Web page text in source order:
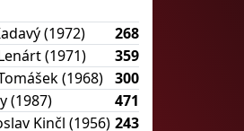
(1972)
268
(1971)
359
(1968) 300
(1987)
471
Kinčl (1956) 243